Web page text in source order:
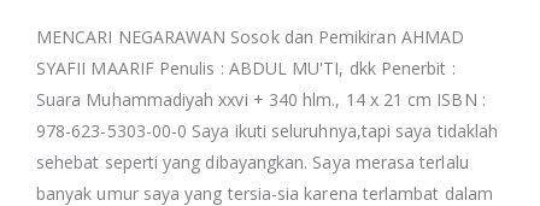
MENCARI NEGARAWAN Sosok dan Pemikiran AHMAD
SYAFII MAARIF Penulis : ABDUL MU'TI, dkk Penerbit :
Suara Muhammadiyah xxvi + 340 hlm., 14 x 21 cm ISBN :
978-623-5303-00-0 Saya ikuti seluruhnya,tapi saya tidaklah
sehebat seperti yang dibayangkan. Saya merasa terlalu
banyak umur saya yang tersia-sia karena terlambat dalam
NASHIR;
JURNALIS
ISLAM
BERKEMAJUAN
Rp. 0